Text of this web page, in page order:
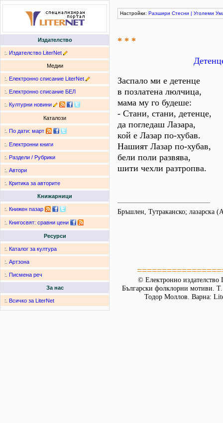
Издателство
:. Издателство LiterNet
Медии
:. Електронно списание LiterNet
:. Електронно списание БЕЛ
:. Културни новини
Каталози
:. По дати: март
:. Електронни книги
:. Раздели / Рубрики
:. Автори
:. Критика за авторите
Книжарници
:. Книжен пазар
:. Книгосвят: сравни цени
Ресурси
:. Каталог за култура
:. Артзона
:. Писмена реч
За нас
:. Всичко за LiterNet
Настройки: Разшири Стесни | Уголеми
* * *
Заспало ми е детенце
в позлатена люлчица,
мама му го будеше:
- Стани, стани, детенце,
да погледаш Лазара,
кой е Лазар по-хубав.
Нашият Лазар по-хубав,
бели поли развява,
шити чехли разтропва.
Бръшлен, Тутраканско;
© Електронно издателство
Български фолклорни мотиви.
Тодор Моллов. Варна: